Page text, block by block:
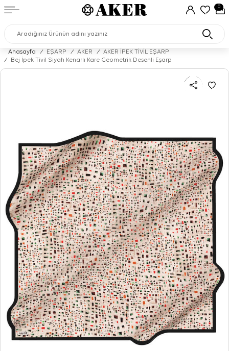
0
Anasayfa / EŞARP / AKER /
AKER İPEK TİVİL EŞARP
/
Bej İpek Tivil Siyah Kenarlı Kare Geometrik Desenli Eşarp